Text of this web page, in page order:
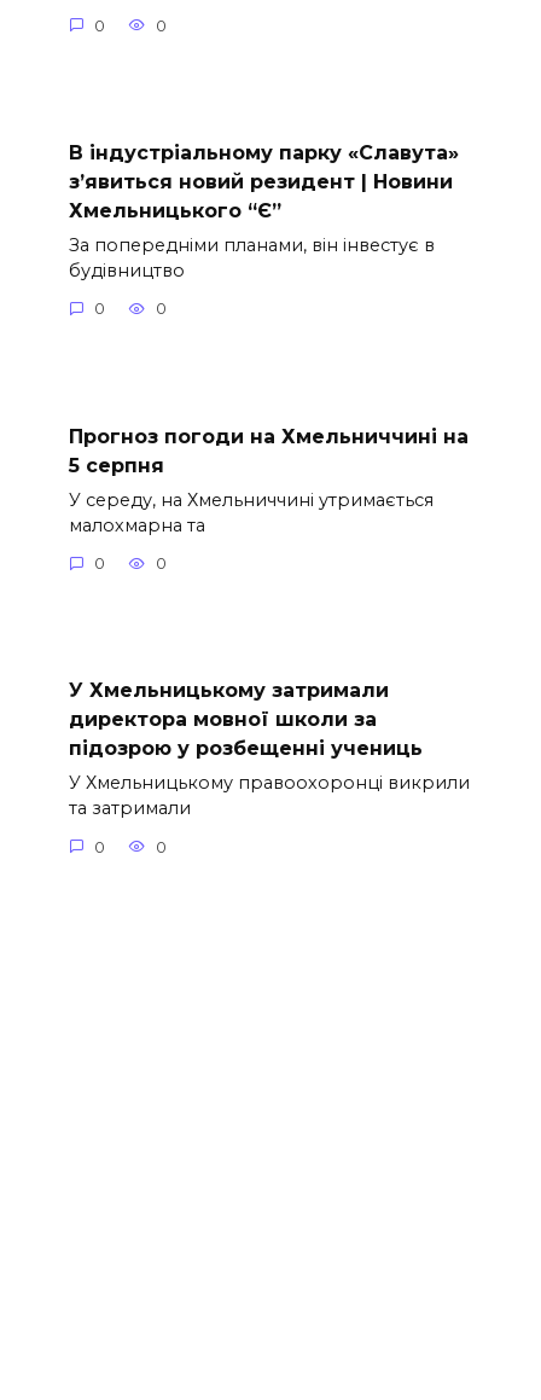
0 0
В індустріальному парку «Славута»
з’явиться новий резидент | Новини
Хмельницького “Є”
За попередніми планами, він інвестує в
будівництво
0 0
Прогноз погоди на Хмельниччині на
5 серпня
У середу, на Хмельниччині утримається
малохмарна та
0 0
У Хмельницькому затримали
директора мовної школи за
підозрою у розбещенні учениць
У Хмельницькому правоохоронці викрили
та затримали
0 0